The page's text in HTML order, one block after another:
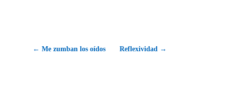
← Me zumban los oídos Reflexividad →